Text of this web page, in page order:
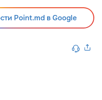
Point.md в Google